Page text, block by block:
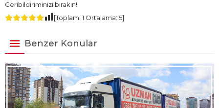
Geribildiriminizi bırakın!
[Toplam: 1 Ortalama: 5]
Benzer Konular